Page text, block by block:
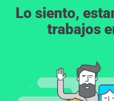
Lo siento,
trabajos